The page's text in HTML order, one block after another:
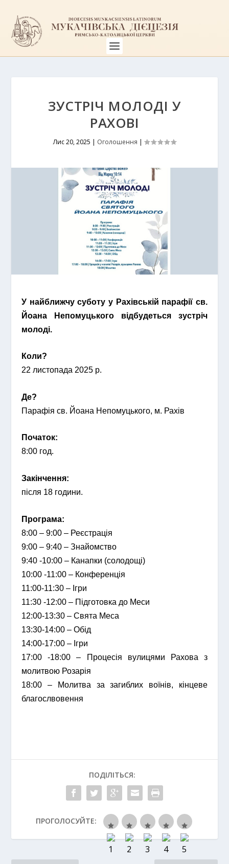
ЗУСТРІЧ МОЛОДІ У
РАХОВІ
Лис 20, 2025 | Оголошення |
У найближчу суботу у Рахівській парафії св.
Йоана Непомуцького відбудеться зустріч
молоді.
Коли?
22 листопада 2025 р.
Де?
Парафія св. Йоана Непомуцького, м. Рахів
Початок:
8:00 год.
Закінчення:
після 18 години.
Програма:
8:00 – 9:00 – Реєстрація
9:00 – 9:40 – Знайомство
9:40 -10:00 – Канапки (солодощі)
10:00 -11:00 – Конференція
11:00-11:30 – Ігри
11:30 -12:00 – Підготовка до Меси
12:00-13:30 – Свята Меса
13:30-14:00 – Обід
14:00-17:00 – Ігри
17:00 -18:00 – Процесія вулицями Рахова з
молитвою Розарія
18:00 – Молитва за загиблих воїнів, кінцеве
благослвовення
ПОДІЛІТЬСЯ:
ПРОГОЛОСУЙТЕ: